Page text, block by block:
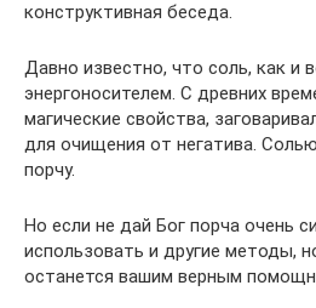
конструктивная беседа.
Давно известно, что соль, как и
энергоносителем. С древних
магические свойства,
для очищения от негатива.
порчу.
Но если не дай Бог порча очень
использовать и другие методы,
останется вашим верным